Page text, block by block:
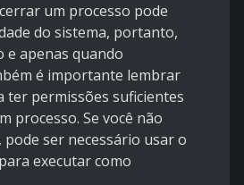
um processo pode
do sistema, portanto,
e apenas quando
é importante lembrar
ter permissões suficientes
processo. Se você não
ser necessário usar o
para executar como